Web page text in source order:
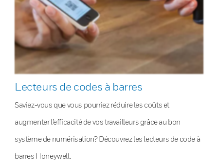
Lecteurs de codes à barres
Saviez-vous que vous pourriez réduire les coûts et
augmenter l’efficacité de vos travailleurs grâce au bon
système de numérisation? Découvrez les lecteurs de code à
barres Honeywell.